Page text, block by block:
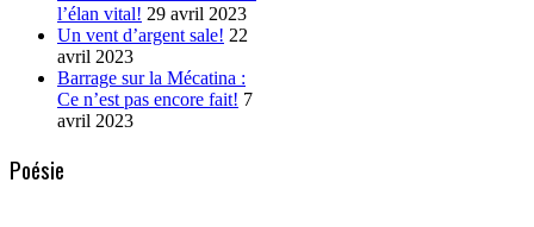
l’élan vital! 29 avril 2023
Un vent d’argent sale! 22
avril 2023
Barrage sur la Mécatina :
Ce n’est pas encore fait! 7
avril 2023
Poésie